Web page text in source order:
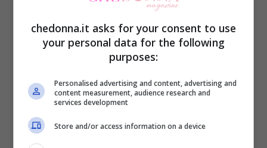
Come avere unghie senza smalto, naturali, lucide ed
Per quanto riguarda l’olio di cuticole, è
meglio applicarlo la sera prima di dormire.
chedonna.it asks for your consent to use
your personal data for the following
purposes:
Personalised advertising and content, advertising and
content measurement, audience research and
services development
Store and/or access information on a device